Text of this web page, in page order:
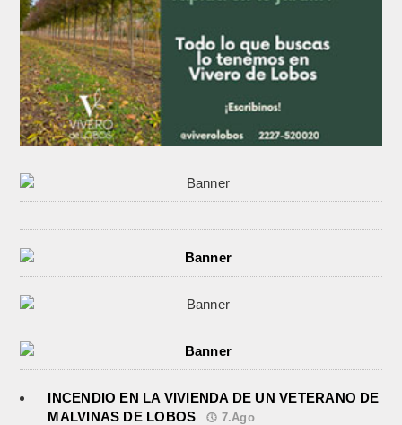
INCENDIO EN LA VIVIENDA DE UN VETERANO DE
MALVINAS DE LOBOS
7.Ago